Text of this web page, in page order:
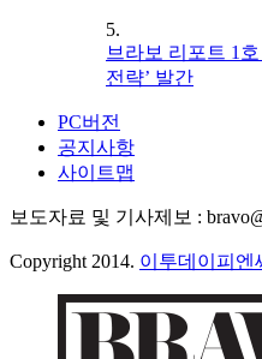
5.
브라보 리포트 1
전략’ 발간
PC버전
공지사항
사이트맵
보도자료 및 기사제보 :
Copyright 2014. 이투데이피엔